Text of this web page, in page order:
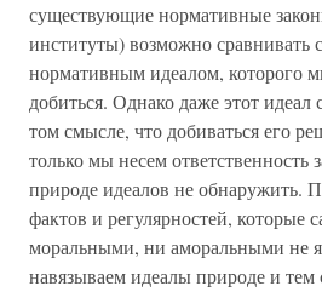
существующие нормативные
институты) возможно сравнивать
нормативным идеалом, которого
добиться. Однако даже этот
том смысле, что добиваться его
только мы несем ответственность
природе идеалов не обнаружить.
фактов и регулярностей, которые
моральными, ни аморальными не
навязываем идеалы природе и